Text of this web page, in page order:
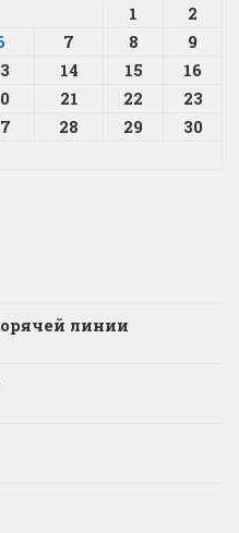
1
2
7 8
9
14 15
16
21 22
23
28 29
30
линии